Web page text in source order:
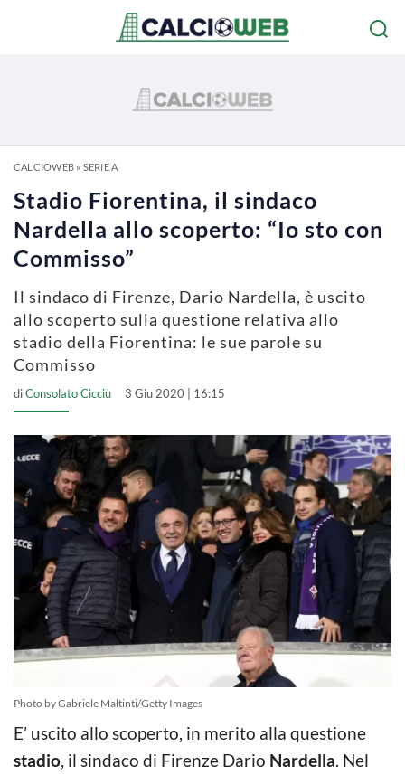
CALCIOWEB» SERIE A
Stadio Fiorentina, il sindaco
Nardella allo scoperto: “Io sto con
Commisso”
Il sindaco di Firenze, Dario Nardella, è uscito
allo scoperto sulla questione relativa allo
stadio della Fiorentina: le sue parole su
Commisso
diConsolato Cicciù 3 Giu 2020 | 16:15
Photo by Gabriele Maltinti/Getty Images
E’ uscito allo scoperto, in merito alla questione
stadio, il sindaco di Firenze Dario Nardella. Nel